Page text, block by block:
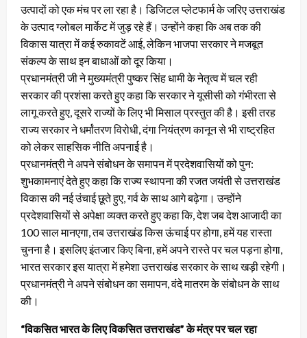
उत्पादों को एक मंच पर ला रहा है। डिजिटल प्लेटफार्म के जरिए उत्तराखंड
के उत्पाद ग्लोबल मार्केट में जुड़ रहे हैं। उन्होंने कहा कि अब तक की
विकास यात्रा में कई रुकावटें आई, लेकिन भाजपा सरकार ने मजबूत
संकल्प के साथ इन बाधाओं को दूर किया।
प्रधानमंत्री जी ने मुख्यमंत्री पुष्कर सिंह धामी के नेतृत्व में चल रही
सरकार की प्रशंसा करते हुए कहा कि सरकार ने यूसीसी को गंभीरता से
लागू करते हुए, दूसरे राज्यों के लिए भी मिसाल प्रस्तुत की है। इसी तरह
राज्य सरकार ने धर्मांतरण विरोधी, दंगा नियंत्रण कानून से भी राष्ट्रहित
को लेकर साहसिक नीति अपनाई है।
प्रधानमंत्री ने अपने संबोधन के समापन में प्रदेशवासियों को पुन:
शुभकामनाएं देते हुए कहा कि राज्य स्थापना की रजत जयंती से उत्तराखंड
विकास की नई उंचाई छूते हुए, गर्व के साथ आगे बढ़ेगा। उन्होंने
प्रदेशवासियों से अपेक्षा व्यक्त करते हुए कहा कि, देश जब देश आजादी का
100 साल मानएगा, तब उत्तराखंड किस ऊंचाई पर होगा, हमें यह रास्ता
चुनना है। इसलिए इंतजार किए बिना, हमें अपने रास्ते पर चल पड़ना होगा,
भारत सरकार इस यात्रा में हमेशा उत्तराखंड सरकार के साथ खड़ी रहेगी।
प्रधानमंत्री ने अपने संबोधन का समापन, वंदे मातरम के संबोधन के साथ
की।
“विकसित भारत के लिए विकसित उत्तराखंड” के मंत्र पर चल रहा